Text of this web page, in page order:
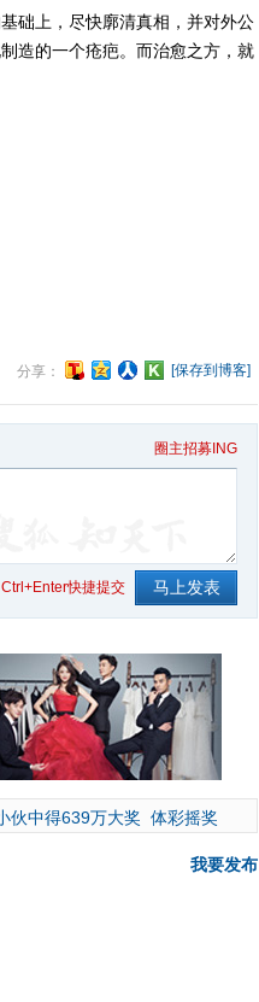
础上，尽快廓清真相，并对外公
造的一个疮疤。而治愈之方，就
分享： [保存到博客]
圈主招募ING
Ctrl+Enter快捷提交
伙中得639万大奖 体彩摇奖
我要发布